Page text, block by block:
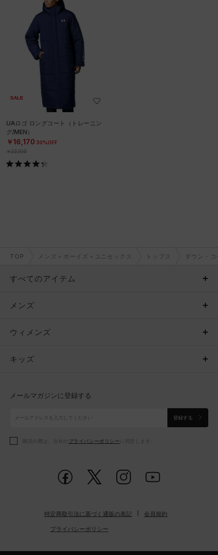
SALE
UAロゴ ロングコート（トレーニン
グ/MEN）
￥16,170 30%OFF
￥23,100
TOP メンズ＋ボーイズ＋ユニセックス トップス ダウン・
すべてのアイテム
メンズ
ウィメンズ
キッズ
アクセサリー
メンズ
トップス
ボトムス
アクセサリー
ウィメンズ
トップス
シューズ
アクセサリー
キッズ
シューズ
メールマガジンに登録する
登録する
購読の際は、当社の プライバシーポリシー に同意します。
特定商取引法に基づく通販の表記 会員規約
プライバシーポリシー